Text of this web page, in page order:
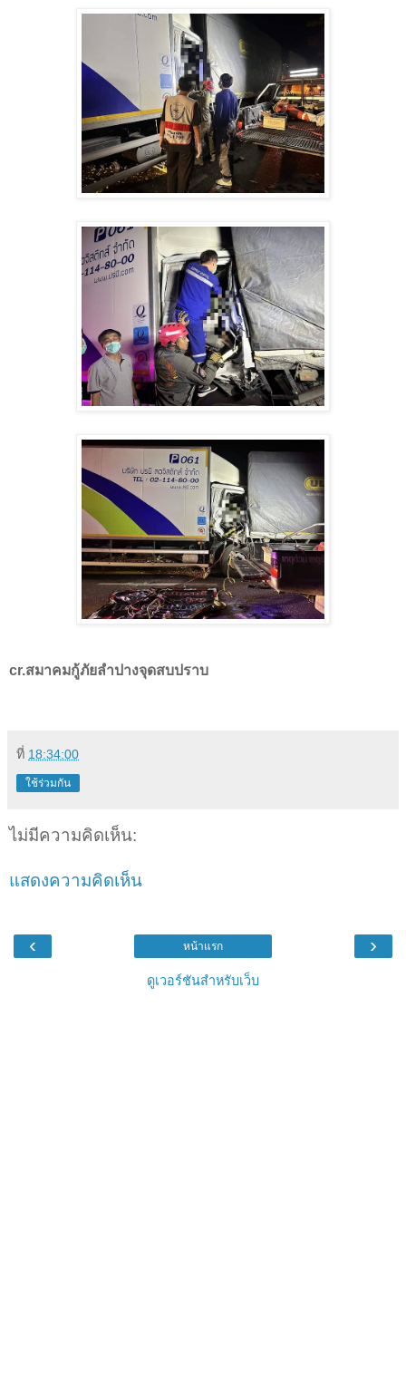
cr.สมาคมกู้ภัยลำปางจุดสบปราบ
ที่ 18:34:00
ใช้ร่วมกัน
ไม่มีความคิดเห็น:
แสดงความคิดเห็น
‹ ›
หน้าแรก
ดูเวอร์ชันสำหรับเว็บ